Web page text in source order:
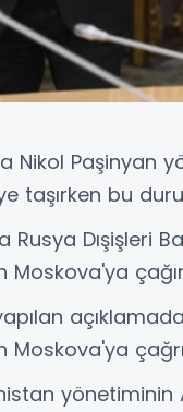
Nikol Paşinyan
taşırken bu
Dışişleri
Moskova'ya
Moskova'ya